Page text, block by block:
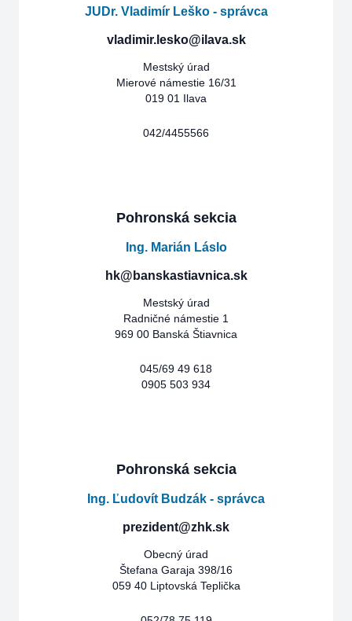
JUDr. Vladimír Leško - správca
vladimir.lesko@ilava.sk
Mestský úrad
Mierové námestie 16/31
019 01 Ilava
042/4455566
Pohronská sekcia
Ing. Marián Láslo
hk@banskastiavnica.sk
Mestský úrad
Radničné námestie 1
969 00 Banská Štiavnica
045/69 49 618
0905 503 934
Pohronská sekcia
Ing. Ľudovít Budzák - správca
prezident@zhk.sk
Obecný úrad
Štefana Garaja 398/16
059 40 Liptovská Teplička